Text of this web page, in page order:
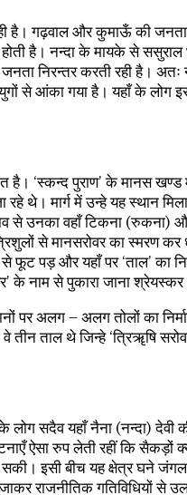
है। गढ़वाल और कुमाऊँ की जनता
होती है। नन्दा के मायके से
निरन्तर करती रही है। अतः
से आंका गया है। यहाँ के लोग
है। ‘स्कन्द पुराण’ के मानस
थे। मार्ग में उन्हे यह स्थान
से उनका वहाँ टिकना (रुकना)
से मानसरोवर का स्मरण कर
पड़ और यहाँ पर ‘ताल’ का
के नाम से पुकारा जाना
पर अलग – अलग तोलों का
ताल थे जिन्हे ‘त्रिॠषि
सदैव यहाँ नैना (नन्दा) देवी
ऐसा रुप लेती रहीं कि सैकड़ों
सकी। इसी बीच यह क्षेत्र घने
राजनीतिक गतिविधियों से